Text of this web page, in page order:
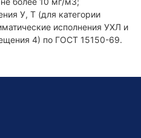
У, Т (для категории
исполнения УХЛ и
4) по ГОСТ 15150-69.